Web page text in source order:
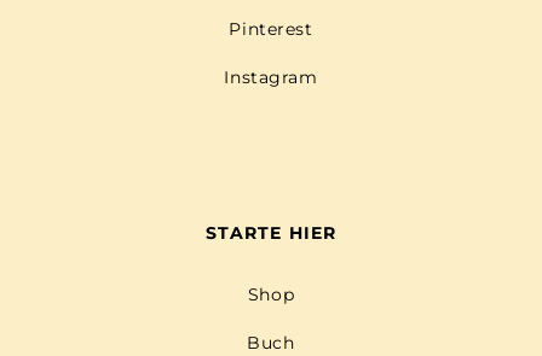
Pinterest
Instagram
STARTE HIER
Shop
Buch